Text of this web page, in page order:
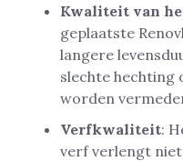
Kwaliteit van
geplaatste
langere
slechte hechting
worden
Verfkwaliteit:
verf verlengt niet